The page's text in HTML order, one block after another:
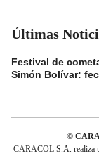
Últimas
Festival de
Simón Bolívar:
©
CARACOL S.A. realiza